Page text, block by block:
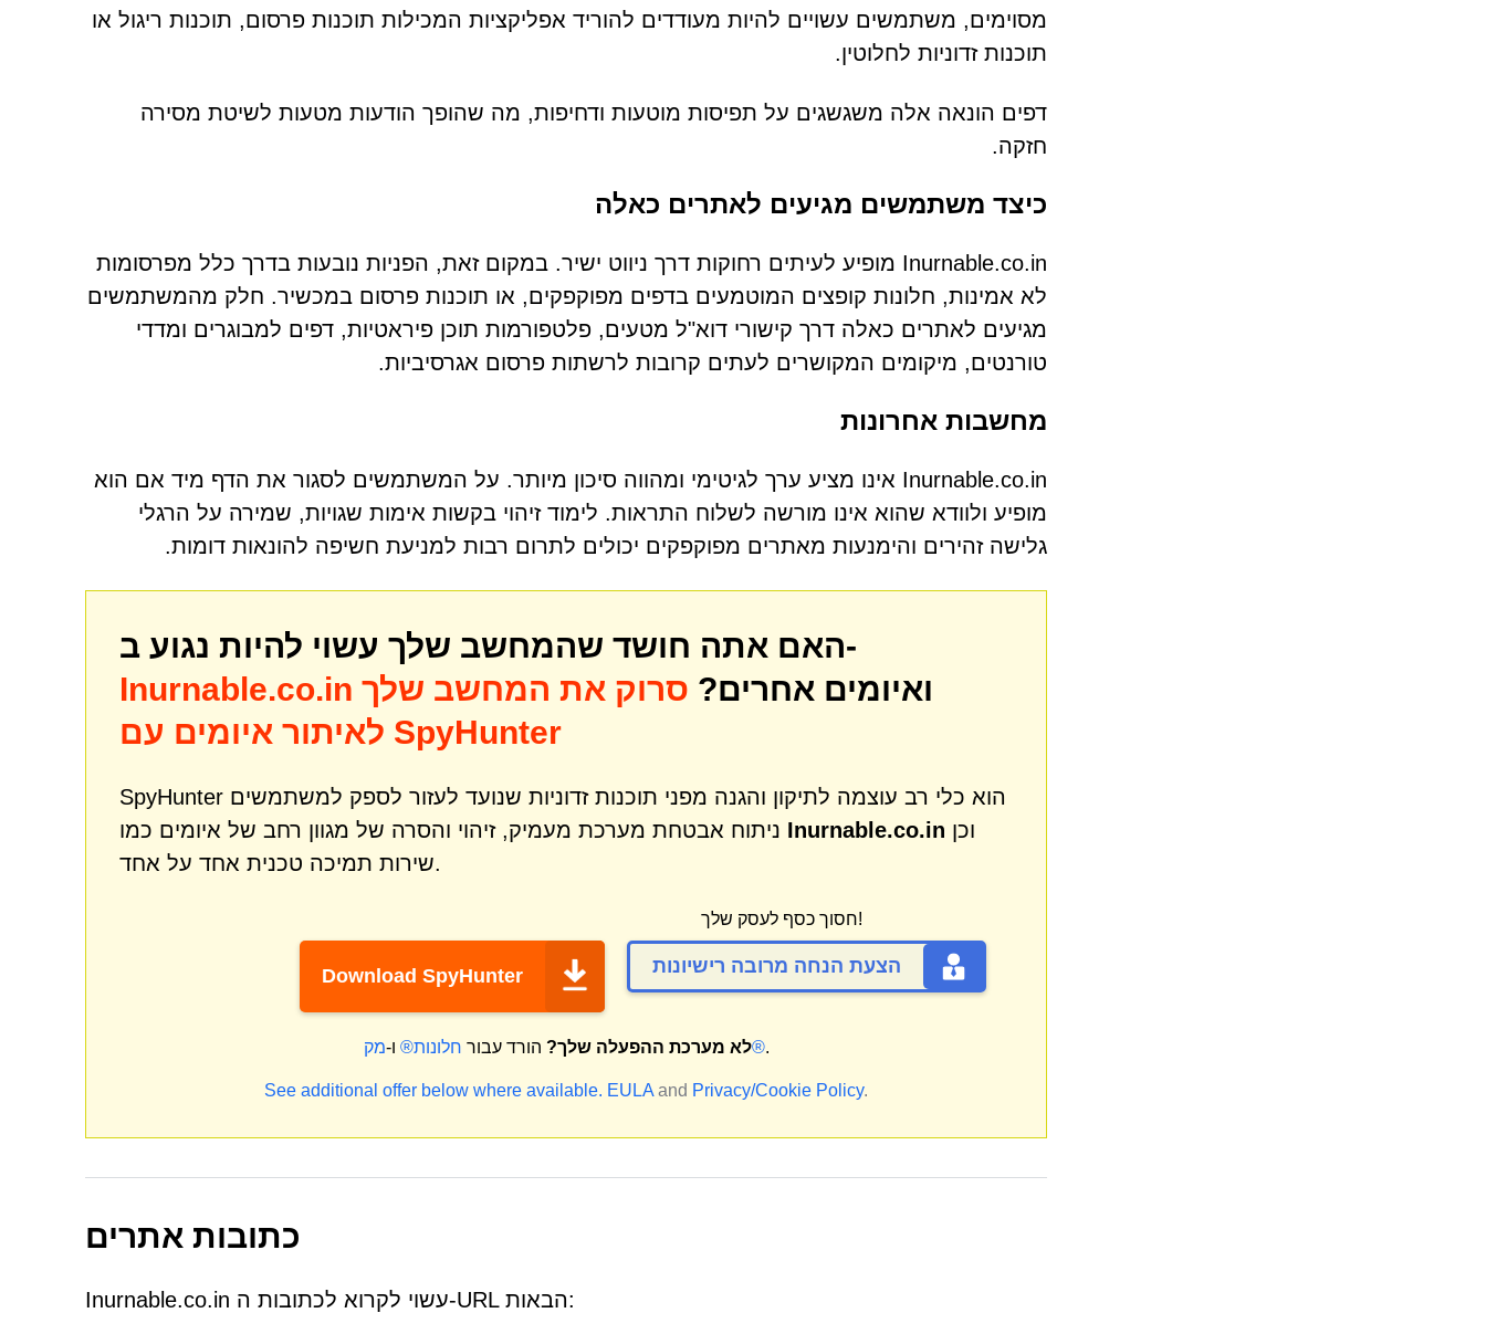
מסוימים, משתמשים עשויים להיות מעודדים להוריד אפליקציות המכילות תוכנות פרסום, תוכנות ריגול או
תוכנות זדוניות לחלוטין.
דפים הונאה אלה משגשגים על תפיסות מוטעות ודחיפות, מה שהופך הודעות מטעות לשיטת מסירה
חזקה.
כיצד משתמשים מגיעים לאתרים כאלה
Inurnable.co.in מופיע לעיתים רחוקות דרך ניווט ישיר. במקום זאת, הפניות נובעות בדרך כלל מפרסומות
לא אמינות, חלונות קופצים המוטמעים בדפים מפוקפקים, או תוכנות פרסום במכשיר. חלק מהמשתמשים
מגיעים לאתרים כאלה דרך קישורי דוא"ל מטעים, פלטפורמות תוכן פיראטיות, דפים למבוגרים ומדדי
טורנטים, מיקומים המקושרים לעתים קרובות לרשתות פרסום אגרסיביות.
מחשבות אחרונות
Inurnable.co.in אינו מציע ערך לגיטימי ומהווה סיכון מיותר. על המשתמשים לסגור את הדף מיד אם הוא
מופיע ולוודא שהוא אינו מורשה לשלוח התראות. לימוד זיהוי בקשות אימות שגויות, שמירה על הרגלי
גלישה זהירים והימנעות מאתרים מפוקפקים יכולים לתרום רבות למניעת חשיפה להונאות דומות.
האם אתה חושד שהמחשב שלך עשוי להיות נגוע ב-
Inurnable.co.in
ואיומים אחרים? סרוק את המחשב שלך
לאיתור איומים עם SpyHunter
SpyHunter הוא כלי רב עוצמה לתיקון והגנה מפני תוכנות זדוניות שנועד לעזור לספק למשתמשים
Inurnable.co.in
שירות תמיכה טכנית אחד על אחד.
Download SpyHunter
חסוך כסף לעסק שלך!
הצעת הנחה מרובה רישיונות
לא מערכת ההפעלה שלך? הורד עבור חלונות® ו- מק®.
See additional offer below where available. EULA and Privacy/Cookie Policy.
כתובות אתרים
Inurnable.co.in עשוי לקרוא לכתובות ה-URL הבאות: